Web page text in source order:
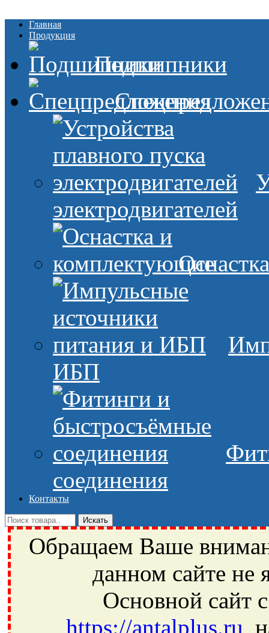
Главная
Продукция
Подшипники
электродвигателей
ИБП
соединения
Контакты
Обращаем Ваше
данном сайте не
Основной сайт
https://antalplus.ru,